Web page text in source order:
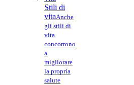
Stili di
vitaAnche
gli stili di
vita
concorrono
a
migliorare
la propria
salute